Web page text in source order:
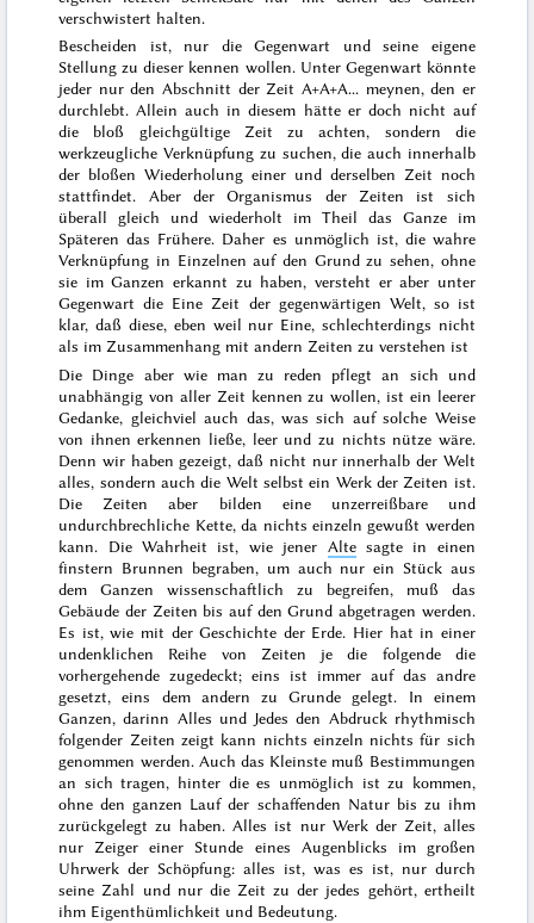
verschwistert halten.
Bescheiden ist, nur die Gegenwart und seine eigene
Stellung zu dieser kennen wollen. Unter Gegenwart könnte
jeder nur den Abschnitt der Zeit A+A+A... meynen, den er
durchlebt. Allein auch in diesem hätte er doch nicht auf
die bloß gleichgültige Zeit zu achten, sondern die
werkzeugliche Verknüpfung zu suchen, die auch innerhalb
der bloßen Wiederholung einer und derselben Zeit noch
stattfindet. Aber der Organismus der Zeiten ist sich
überall gleich und wiederholt im Theil das Ganze im
Späteren das Frühere. Daher es unmöglich ist, die wahre
Verknüpfung in Einzelnen auf den Grundzu sehen, ohne
sie im Ganzen erkannt zu haben, versteht er aber unter
Gegenwart die Eine Zeit der gegenwärtigen Welt, so ist
klar, daß diese, eben weil nur Eine, schlechterdings nicht
als im Zusammenhang mit andern Zeiten zu verstehen ist
Die Dinge aber wie man zu reden pflegt an sich und
unabhängig von aller Zeit kennen zu wollen, ist ein leerer
Gedanke, gleichviel auch das, was sich auf solche Weise
von ihnen erkennen ließe, leer und zu nichts nütze wäre.
Denn wir haben gezeigt, daß nicht nur innerhalb der Welt
alles, sondern auch die Welt selbst ein Werk der Zeiten ist.
Die Zeiten aber bilden eine unzerreißbare und
undurchbrechliche Kette, da nichts einzeln gewußt werden
kann. Die Wahrheit ist, wie jener Altesagte in einen
finstern Brunnen begraben, um auch nur ein Stück aus
dem Ganzen wissenschaftlich zu begreifen, muß das
Gebäude der Zeiten bis auf den Grund abgetragen werden.
Es ist, wie mit der Geschichte der Erde. Hier hat in einer
undenklichen Reihe von Zeiten je die folgende die
vorhergehende zugedeckt; eins ist immer auf das andre
gesetzt, eins dem andern zu Grunde gelegt. In einem
Ganzen, darinn Alles und Jedes den Abdruck rhythmisch
folgender Zeiten zeigt kann nichts einzeln nichts für sich
genommen werden. Auch das Kleinste muß Bestimmungen
an sich tragen, hinter die es unmöglich ist zu kommen,
ohne den ganzen Lauf der schaffenden Natur bis zu ihm
zurückgelegt zu haben. Alles ist nur Werk der Zeit, alles
nur Zeiger einer Stunde eines Augenblicks im großen
Uhrwerk der Schöpfung: alles ist, was es ist, nur durch
seine Zahl und nur die Zeit zu der jedes gehört, ertheilt
ihm Eigenthümlichkeit und Bedeutung.